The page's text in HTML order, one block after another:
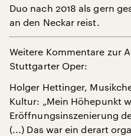
Duo nach 2018 als gern
an den Neckar reist.
Weitere Kommentare zur
Stuttgarter Oper:
Holger Hettinger,
Kultur: „Mein Höhepunkt
Eröffnungsinszenierung
(...) Das war ein derart